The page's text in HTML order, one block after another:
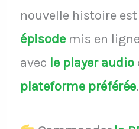
nouvelle histoire
épisodemis en
avec le player audio
plateforme préférée.